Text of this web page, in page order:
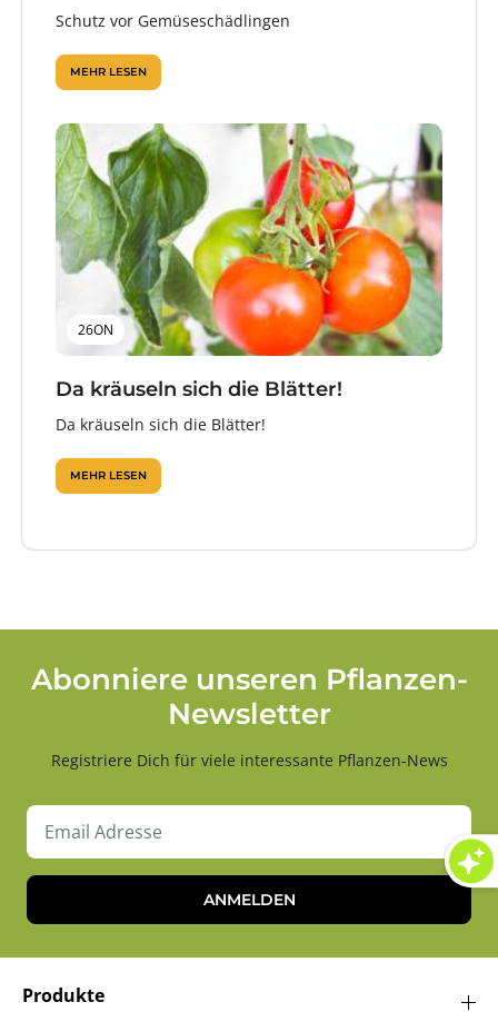
Schutz vor Gemüseschädlingen
MEHR LESEN
26ON
Da kräuseln sich die Blätter!
Da kräuseln sich die Blätter!
MEHR LESEN
Abonniere unseren Pflanzen-
Newsletter
Registriere Dich für viele interessante Pflanzen-News
ANMELDEN
Produkte